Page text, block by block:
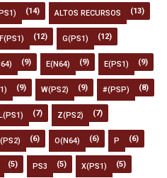
(14) ALTOS RECURSOS (13)
F(PS1) (12) G(PS1) (12)
(9) E(N64) (9) E(PS1) (9)
(9) W(PS2) (9) #(PSP) (8)
L(PS1) (7) Z(PS2) (7)
I(PS2) (6) O(N64) (6) P (6)
(5) PS3 (5) X(PS1) (5)